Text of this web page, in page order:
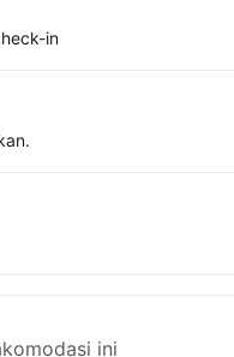
in
ini